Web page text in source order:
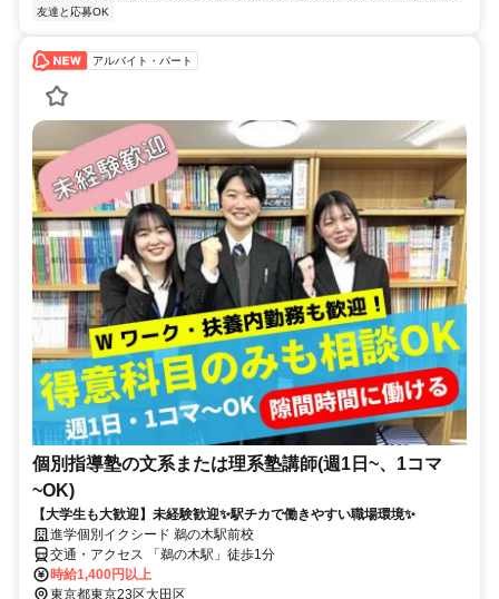
友達と応募OK
アルバイト・パート
個別指導塾の文系または理系塾講師(週1日~、1コマ
~OK)
【大学生も大歓迎】未経験歓迎✨駅チカで働きやすい職場環境✨
進学個別イクシード 鵜の木駅前校
交通・アクセス 「鵜の木駅」徒歩1分
時給1,400円以上
東京都東京23区大田区